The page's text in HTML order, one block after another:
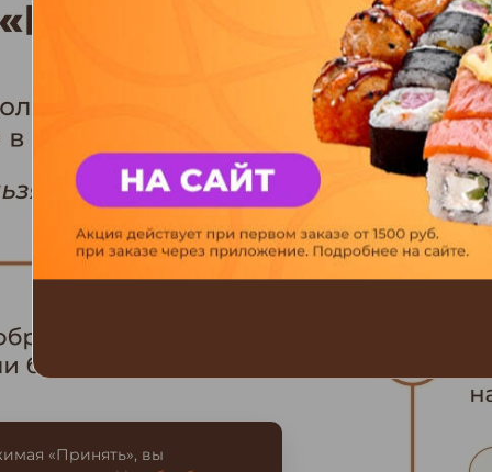
«Принять», вы